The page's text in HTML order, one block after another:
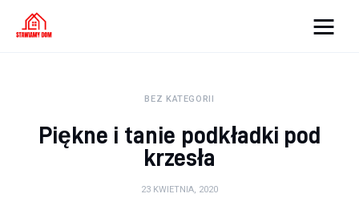
Oświetlenie
BEZ KATEGORII
Piękne i tanie podkładki pod
krzesła
23 KWIETNIA, 2020